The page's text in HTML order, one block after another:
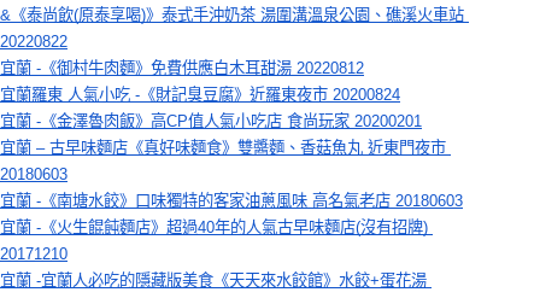
&《泰尚飲(原泰享喝)》泰式手沖奶茶 湯圍溝溫泉公園、礁溪火車站
20220822
宜蘭 -《御村牛肉麵》免費供應白木耳甜湯 20220812
宜蘭羅東 人氣小吃 -《財記臭豆腐》近羅東夜市 20200824
宜蘭 -《金澤魯肉飯》高CP值人氣小吃店 食尚玩家 20200201
宜蘭 – 古早味麵店《真好味麵食》雙醬麵、香菇魚丸 近東門夜市
20180603
宜蘭 -《南塘水餃》口味獨特的客家油蔥風味 高名氣老店 20180603
宜蘭 -《火生餛飩麵店》超過40年的人氣古早味麵店(沒有招牌)
20171210
宜蘭 -宜蘭人必吃的隱藏版美食《天天來水餃館》水餃+蛋花湯